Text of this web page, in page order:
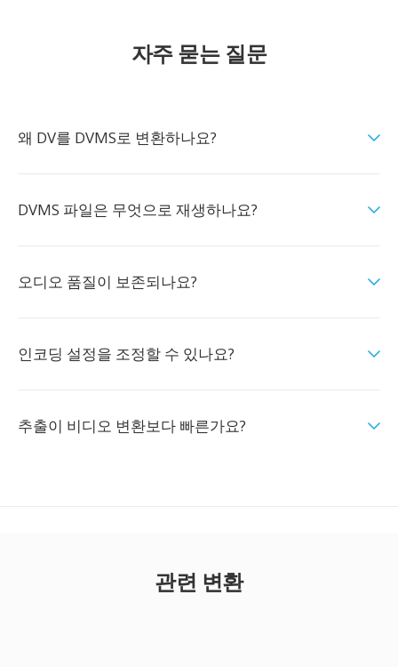
자주 묻는 질문
왜 DV를 DVMS로 변환하나요?
DVMS 파일은 무엇으로 재생하나요?
오디오 품질이 보존되나요?
인코딩 설정을 조정할 수 있나요?
추출이 비디오 변환보다 빠른가요?
관련 변환